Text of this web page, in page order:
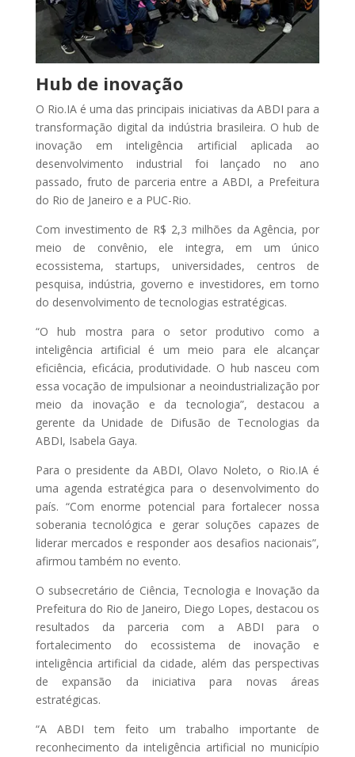
Lançame
nto do
Anuario
de
Gestão de
Ativos no
Brasil –
Edição
2025
Receba o Seu
Gratuitamente
CLIQUE AQUI E BAIXE
GRATUITAMENTE!
CLIQUE FORA DO POP-UP PARA FECHAR
Hub de inovação
O Rio.IA é uma das principais iniciativas da ABDI para a
transformação digital da indústria brasileira. O hub de
inovação em inteligência artificial aplicada ao
desenvolvimento industrial foi lançado no ano
passado, fruto de parceria entre a ABDI, a Prefeitura
do Rio de Janeiro e a PUC-Rio.
Com investimento de R$ 2,3 milhões da Agência, por
meio de convênio, ele integra, em um único
ecossistema, startups, universidades, centros de
pesquisa, indústria, governo e investidores, em torno
do desenvolvimento de tecnologias estratégicas.
“O hub mostra para o setor produtivo como a
inteligência artificial é um meio para ele alcançar
eficiência, eficácia, produtividade. O hub nasceu com
essa vocação de impulsionar a neoindustrialização por
meio da inovação e da tecnologia”, destacou a
gerente da Unidade de Difusão de Tecnologias da
ABDI, Isabela Gaya.
Para o presidente da ABDI, Olavo Noleto, o Rio.IA é
uma agenda estratégica para o desenvolvimento do
país. “Com enorme potencial para fortalecer nossa
soberania tecnológica e gerar soluções capazes de
liderar mercados e responder aos desafios nacionais”,
afirmou também no evento.
O subsecretário de Ciência, Tecnologia e Inovação da
Prefeitura do Rio de Janeiro, Diego Lopes, destacou os
resultados da parceria com a ABDI para o
fortalecimento do ecossistema de inovação e
inteligência artificial da cidade, além das perspectivas
de expansão da iniciativa para novas áreas
estratégicas.
“A ABDI tem feito um trabalho importante de
reconhecimento da inteligência artificial no município